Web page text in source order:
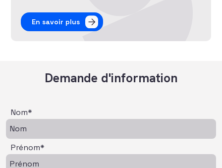
En savoir plus
Demande d'information
Nom*
Prénom*